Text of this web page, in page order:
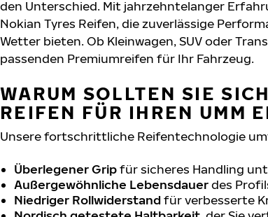
den Unterschied. Mit jahrzehntelanger
Nokian Tyres Reifen, die zuverlässige
Wetter bieten. Ob Kleinwagen, SUV oder
passenden Premiumreifen für Ihr Fahrzeug.
WARUM SOLLTEN SIE
REIFEN FÜR IHREN UMM
Unsere fortschrittliche Reifentechnologie
Überlegener Gripfür sicheres Handling
Außergewöhnliche Lebensdauerdes
Niedriger Rollwiderstand für verbesserte